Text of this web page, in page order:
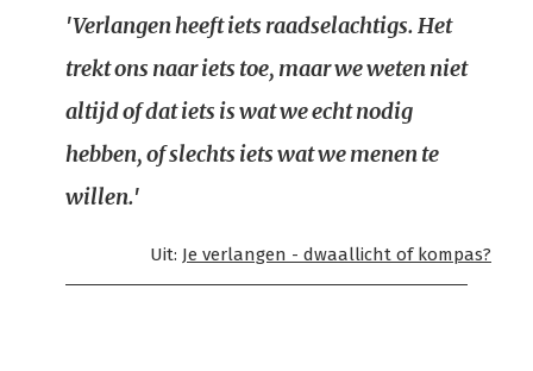
'Verlangen heeft iets raadselachtigs. Het
trekt ons naar iets toe, maar we weten niet
altijd of dat iets is wat we echt nodig
hebben, of slechts iets wat we menen te
willen.'
Uit: Je verlangen - dwaallicht of kompas?